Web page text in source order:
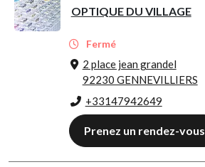
OPTIQUE DU VILLAGE
Fermé
2 place jean grandel
92230 GENNEVILLIERS
+33147942649
Prenez un rendez-vous